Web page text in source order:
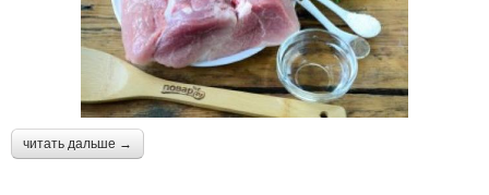
читать дальше →